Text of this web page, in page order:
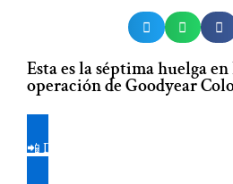
Esta es la séptima huelga en
operación de Goodyear
📲 De clic aquí y únase a nuestro canal
nuestras publicaciones en su celular